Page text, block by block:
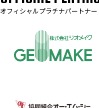
オフィシャルプラチナパートナー